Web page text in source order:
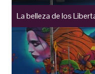
La belleza de los